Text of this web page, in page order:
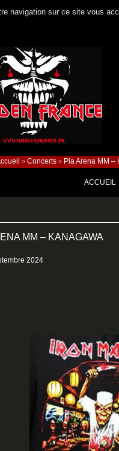
navigation sur ce site vous
France
> Concerts > Pia Arena MM –
ACCUEIL
MM – KANAGAWA
2024